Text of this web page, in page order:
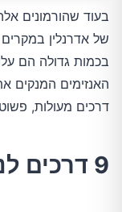
בעוד שהורמונים
של אדרנלין
בכמות גדולה הם
האנזימים המנקים
דרכים מעולות,
9 דרכים לניקוי הרעלים מגופנו